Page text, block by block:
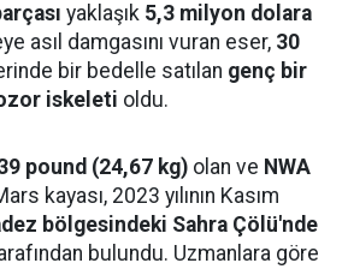
yaklaşık 5,3 milyon dolara
asıl damgasını vuran eser, 30
bir bedelle satılan genç bir
iskeleti oldu.
pound (24,67 kg) olan ve NWA
kayası, 2023 yılının Kasım
bölgesindeki Sahra Çölü'nde
bulundu. Uzmanlara göre